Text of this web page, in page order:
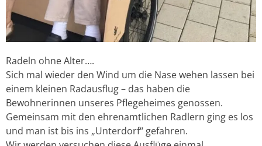
Radeln ohne Alter….
Sich mal wieder den Wind um die Nase wehen lassen bei
einem kleinen Radausflug – das haben die
Bewohnerinnen unseres Pflegeheimes genossen.
Gemeinsam mit den ehrenamtlichen Radlern ging es los
und man ist bis ins „Unterdorf“ gefahren.